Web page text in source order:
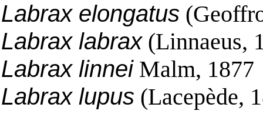
Labrax elongatus
Labrax labrax(Linnaeus,
Labrax linneiMalm, 1877
Labrax lupus (Lacepède,